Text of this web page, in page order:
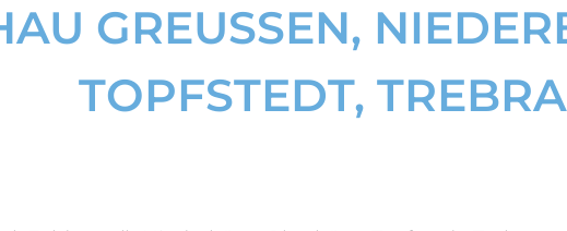
GREUSSEN,
OPFSTEDT, TREBRA